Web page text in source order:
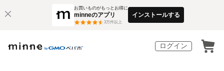
お買いものがもっとお得に
minneのアプリ
3万件以上
インストールする
ログイン